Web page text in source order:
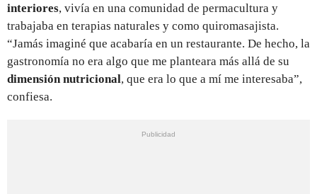
interiores, vivía en una comunidad de permacultura y
trabajaba en terapias naturales y como quiromasajista.
“Jamás imaginé que acabaría en un restaurante. De hecho, la
gastronomía no era algo que me planteara más allá de su
dimensión nutricional, que era lo que a mí me interesaba”,
confiesa.